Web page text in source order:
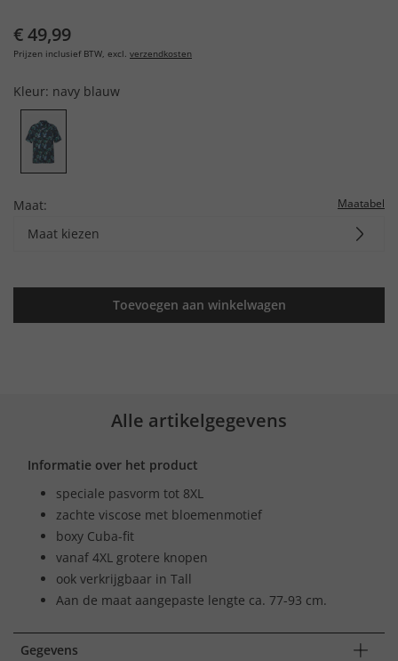
€ 49,99
Prijzen inclusief BTW, excl. verzendkosten
Kleur: navy blauw
Maat: Maatabel
Maat kiezen
Toevoegen aan winkelwagen
Alle artikelgegevens
Informatie over het product
speciale pasvorm tot 8XL
zachte viscose met bloemenmotief
boxy Cuba-fit
vanaf 4XL grotere knopen
ook verkrijgbaar in Tall
Aan de maat aangepaste lengte ca. 77-93 cm.
Gegevens